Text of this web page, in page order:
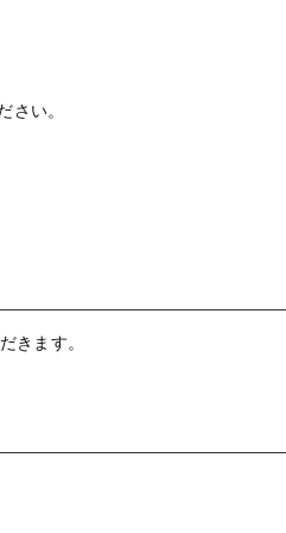
さい。
きます。